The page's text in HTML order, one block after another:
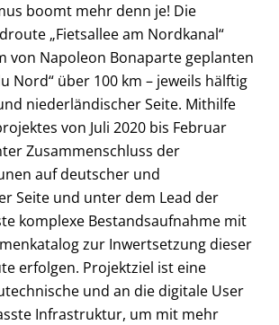
boomt mehr denn je! Die
„Fietsallee am Nordkanal“
von Napoleon Bonaparte geplanten
Nord“ über 100 km – jeweils hälftig
niederländischer Seite. Mithilfe
von Juli 2020 bis Februar
Zusammenschluss der
auf deutscher und
Seite und unter dem Lead der
komplexe Bestandsaufnahme mit
zur Inwertsetzung dieser
erfolgen. Projektziel ist eine
und an die digitale User
Infrastruktur, um mit mehr